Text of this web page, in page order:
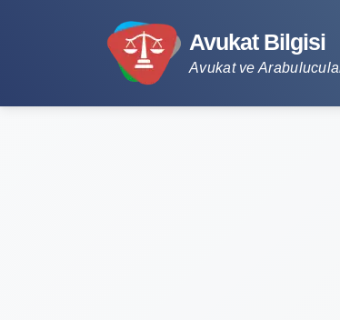
Avukat Bilgisi
Avukat ve